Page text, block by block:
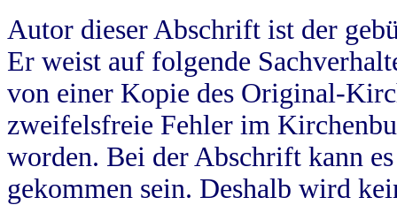
Autor dieser Abschrift ist der
Er weist auf folgende
von einer Kopie des Original-
zweifelsfreie Fehler im
worden. Bei der Abschrift kann
gekommen sein. Deshalb wird